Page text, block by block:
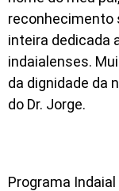
reconhecimento
inteira dedicada
indaialenses.
da dignidade da
do Dr. Jorge.
Programa